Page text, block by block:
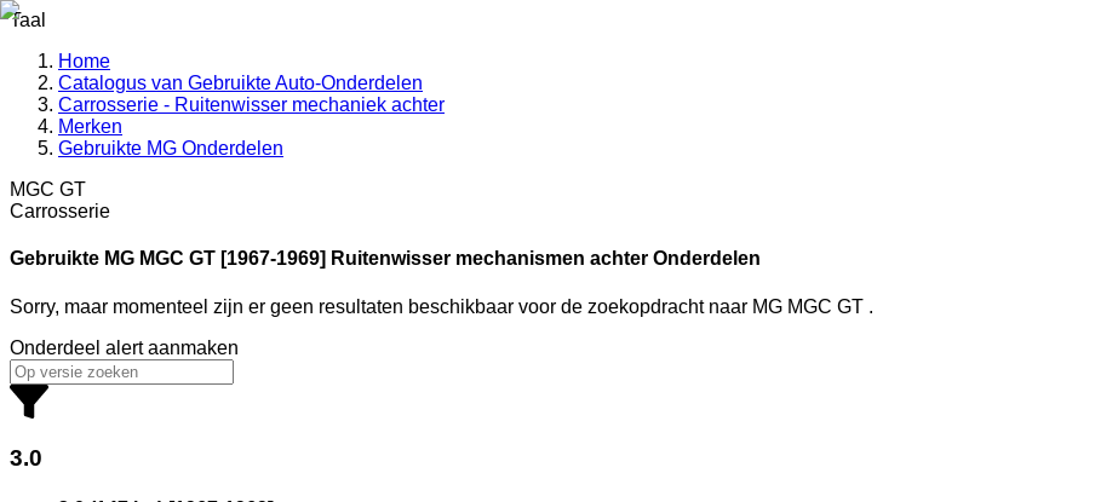
Taal
Home
Catalogus van Gebruikte Auto-Onderdelen
Carrosserie - Ruitenwisser mechaniek achter
Merken
Gebruikte MG Onderdelen
MGC GT
Carrosserie
Gebruikte MG MGC GT [1967-1969] Ruitenwisser mechanismen achter Onderdelen
Sorry, maar momenteel zijn er geen resultaten beschikbaar voor de zoekopdracht naar MG MGC GT .
Onderdeel alert aanmaken
3.0